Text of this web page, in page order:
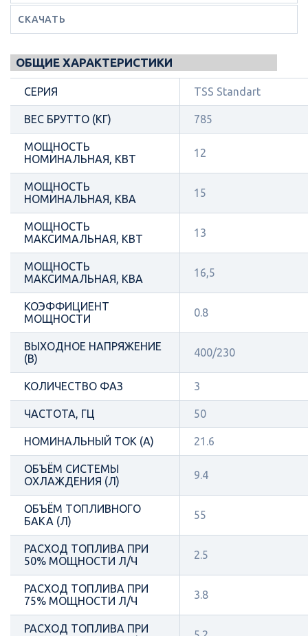
СКАЧАТЬ
ОБЩИЕ ХАРАКТЕРИСТИКИ
СЕРИЯ TSS Standart
ВЕС БРУТТО (КГ) 785
МОЩНОСТЬ
НОМИНАЛЬНАЯ, КВТ
12
МОЩНОСТЬ
НОМИНАЛЬНАЯ, КВА
15
МОЩНОСТЬ
МАКСИМАЛЬНАЯ, КВТ
13
МОЩНОСТЬ
МАКСИМАЛЬНАЯ, КВА
16,5
КОЭФФИЦИЕНТ
МОЩНОСТИ
0.8
ВЫХОДНОЕ НАПРЯЖЕНИЕ
(В)
400/230
КОЛИЧЕСТВО ФАЗ 3
ЧАСТОТА, ГЦ 50
НОМИНАЛЬНЫЙ ТОК (А) 21.6
ОБЪЁМ СИСТЕМЫ
ОХЛАЖДЕНИЯ (Л)
9.4
ОБЪЁМ ТОПЛИВНОГО
БАКА (Л)
55
РАСХОД ТОПЛИВА ПРИ
50% МОЩНОСТИ Л/Ч
2.5
РАСХОД ТОПЛИВА ПРИ
75% МОЩНОСТИ Л/Ч
3.8
РАСХОД ТОПЛИВА ПРИ